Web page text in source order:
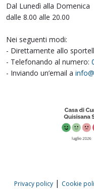
Dal Lunedì alla Domenica
dalle 8.00 alle 20.00
Nei seguenti modi:
- Direttamente allo
- Telefonando al numero:
- Inviando un’email a
Privacy policy| Cookie